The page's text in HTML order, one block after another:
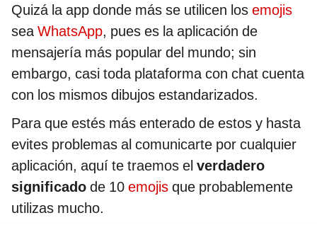
Quizá la app donde más se utilicen los emojis
seaWhatsApp, pues es la aplicación de
mensajería más popular del mundo; sin
embargo, casi toda plataforma con chat cuenta
con los mismos dibujos estandarizados.
Para que estés más enterado de estos y hasta
evites problemas al comunicarte por cualquier
aplicación, aquí te traemos el verdadero
significado de 10 emojis que probablemente
utilizas mucho.